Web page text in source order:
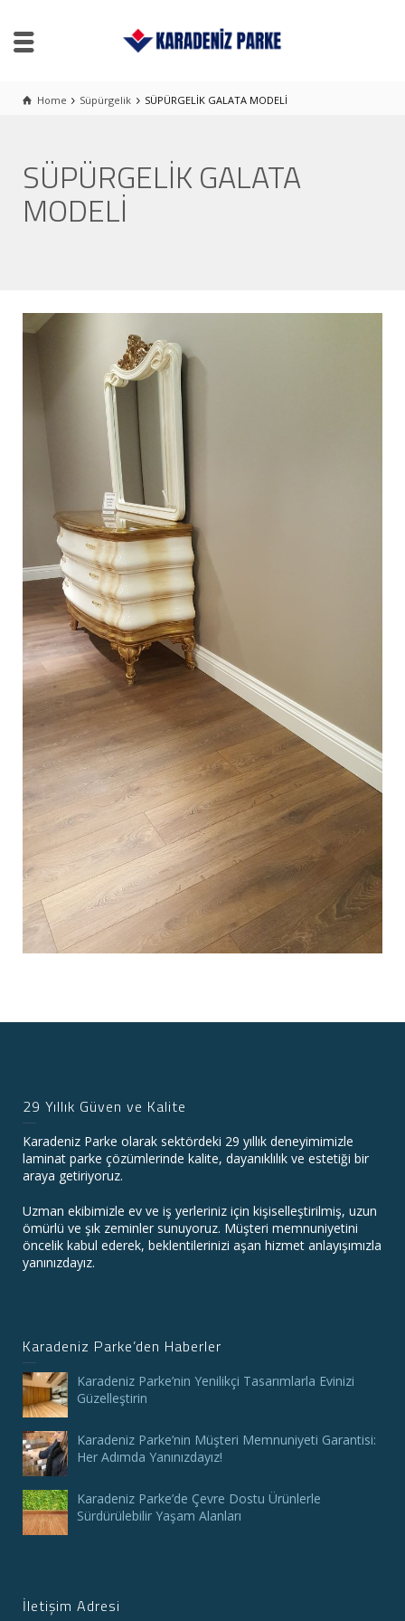
Home Süpürgelik SÜPÜRGELİK GALATA MODELİ
SÜPÜRGELİK GALATA
MODELİ
29 Yıllık Güven ve Kalite
Karadeniz Parke olarak sektördeki 29 yıllık deneyimimizle
laminat parke çözümlerinde kalite, dayanıklılık ve estetiği bir
araya getiriyoruz.
Uzman ekibimizle ev ve iş yerleriniz için kişiselleştirilmiş, uzun
ömürlü ve şık zeminler sunuyoruz. Müşteri memnuniyetini
öncelik kabul ederek, beklentilerinizi aşan hizmet anlayışımızla
yanınızdayız.
Karadeniz Parke’den Haberler
Karadeniz Parke’nin Yenilikçi Tasarımlarla Evinizi
Güzelleştirin
Karadeniz Parke’nin Müşteri Memnuniyeti Garantisi:
Her Adımda Yanınızdayız!
Karadeniz Parke’de Çevre Dostu Ürünlerle
Sürdürülebilir Yaşam Alanları
İletişim Adresi